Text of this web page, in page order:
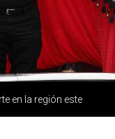
en la región este